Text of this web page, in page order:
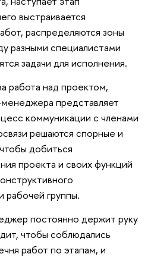
выстраивается
распределяются зоны
разными специалистами
задачи для исполнения.
работа над проектом,
представляет
коммуникации с членами
решаются спорные и
добиться
проекта и своих функций
рабочей группы.
постоянно держит руку
чтобы соблюдались
работ по этапам, и